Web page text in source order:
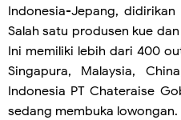
Indonesia-Jepang,
Salah satu produsen kue
Ini memiliki lebih dari 400
Singapura, Malaysia,
Indonesia PT Chateraise
sedang membuka lowongan.